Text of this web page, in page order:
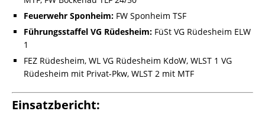
Feuerwehr Sponheim: FW Sponheim TSF
Führungsstaffel VG Rüdesheim: FüSt VG Rüdesheim ELW
1
FEZ Rüdesheim, WL VG Rüdesheim KdoW, WLST 1 VG
Rüdesheim mit Privat-Pkw, WLST 2 mit MTF
Einsatzbericht: